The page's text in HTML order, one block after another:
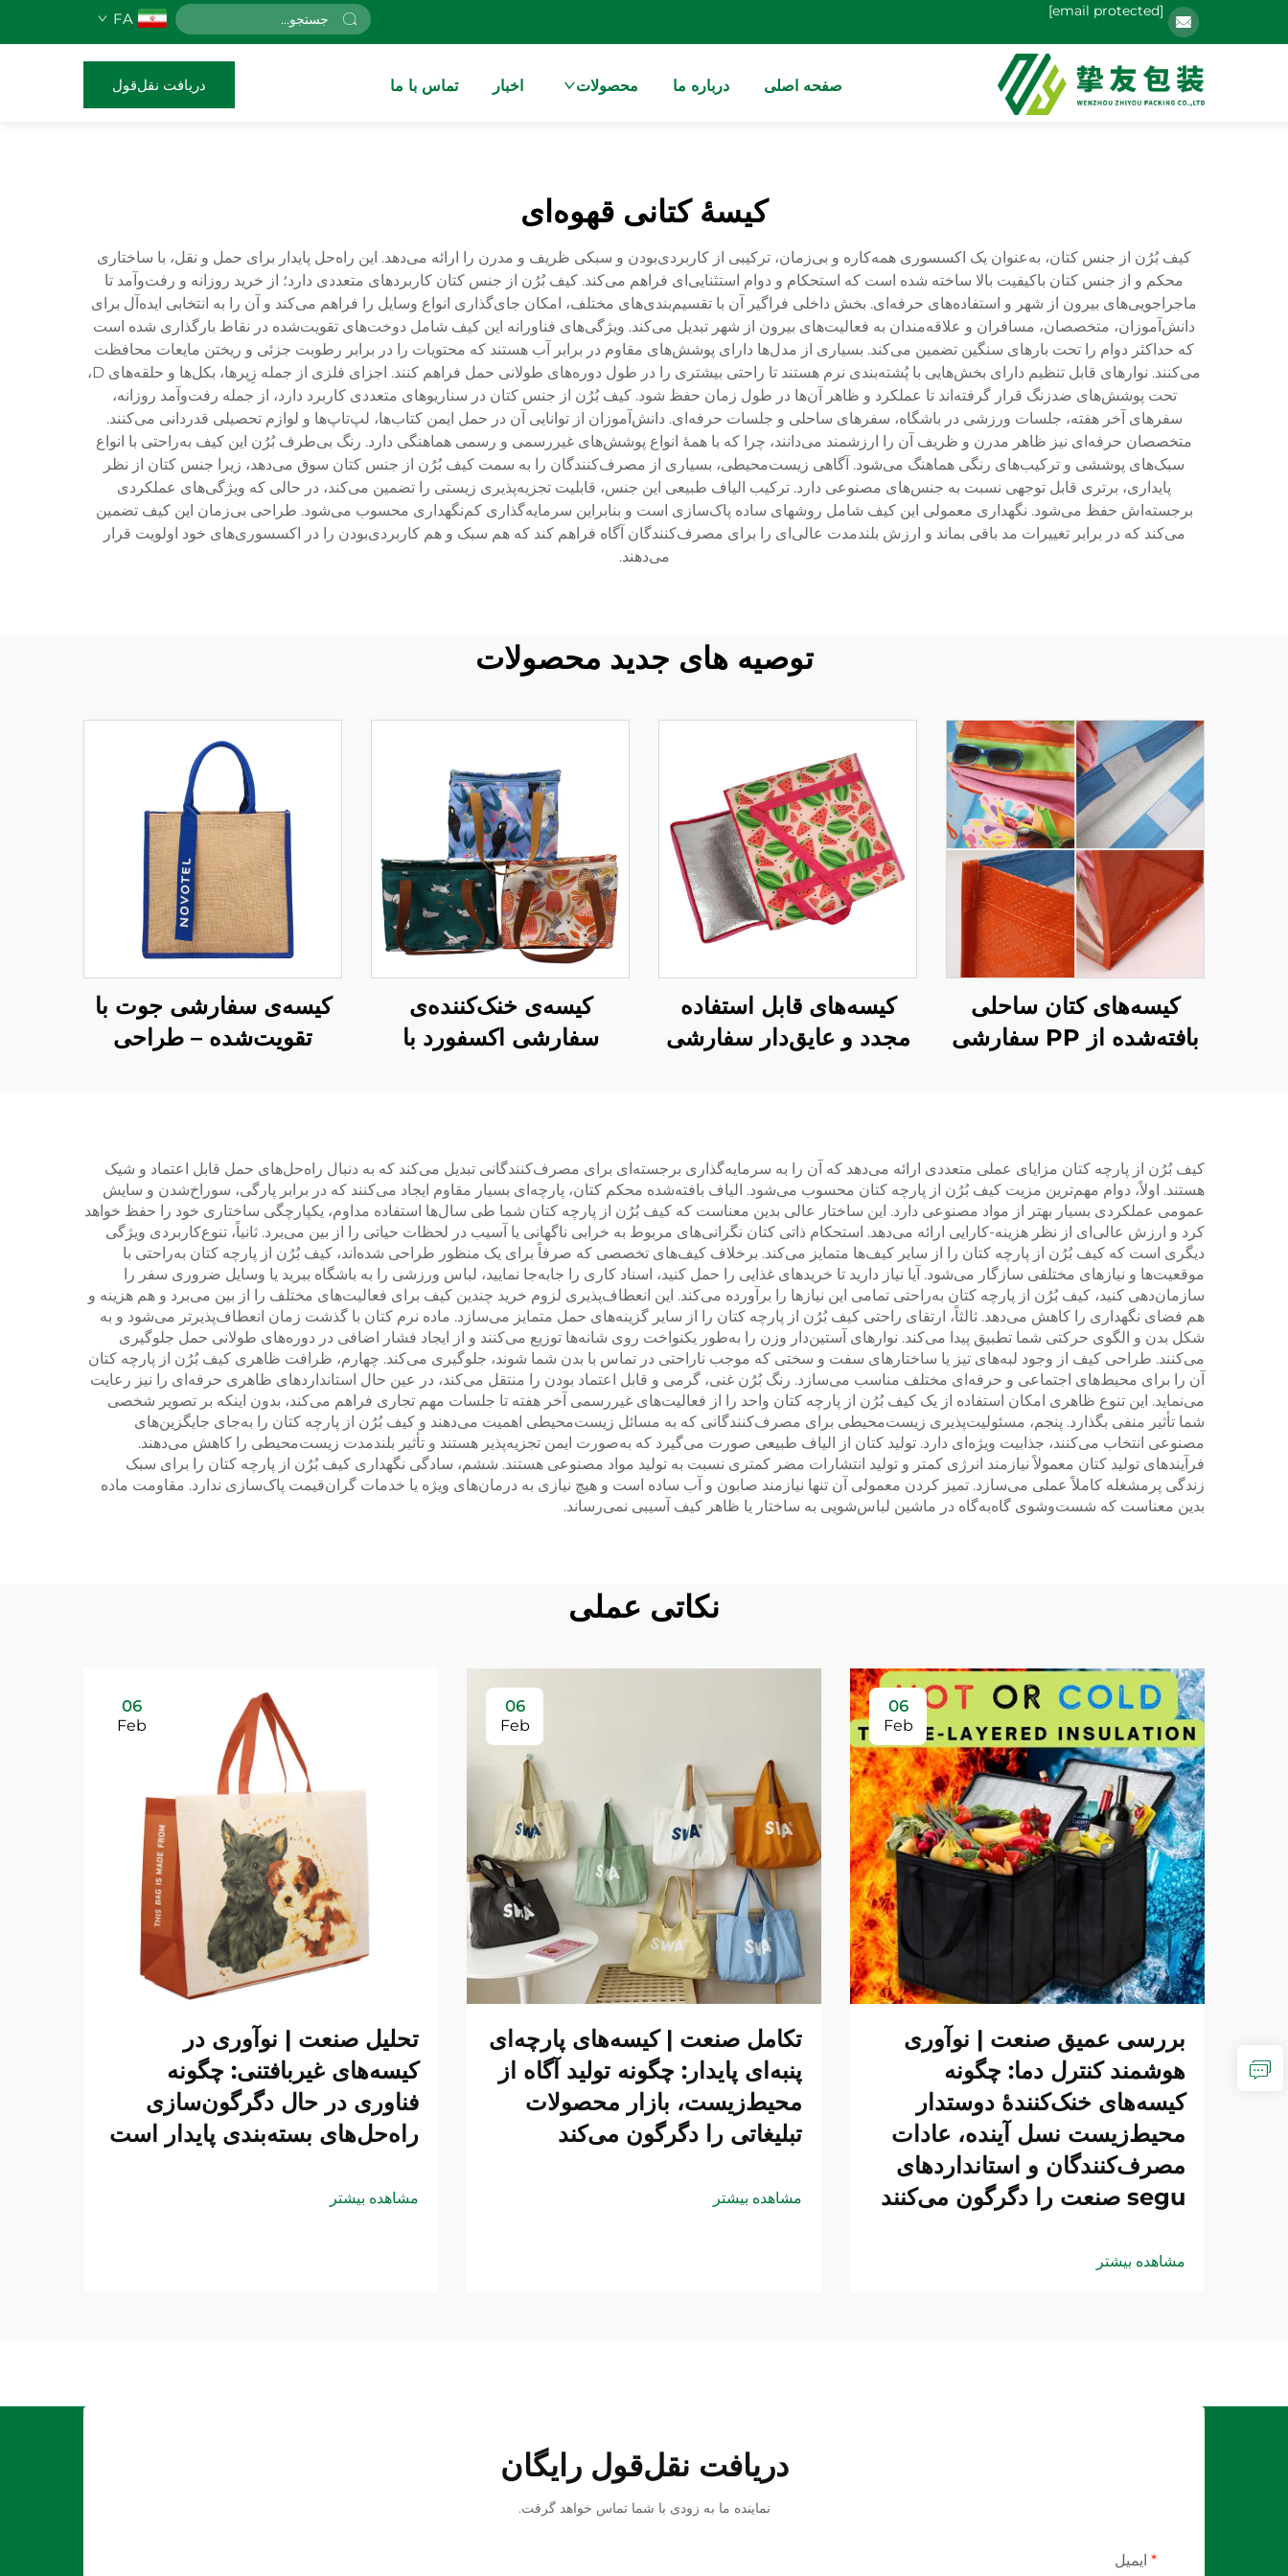
[email protected]
FA
صفحه اصلی درباره ما محصولات اخبار تماس با ما دریافت نقل‌قول
کیسهٔ کتانی قهوه‌ای
کیف بُرُن از جنس کتان، به‌عنوان یک اکسسوری همه‌کاره و بی‌زمان، ترکیبی از کاربردی‌بودن و سبکی ظریف و مدرن را ارائه می‌دهد. این راه‌حل پایدار برای حمل و نقل، با ساختاری
محکم و از جنس کتان باکیفیت بالا ساخته شده است که استحکام و دوام استثنایی‌ای فراهم می‌کند. کیف بُرُن از جنس کتان کاربردهای متعددی دارد؛ از خرید روزانه و رفت‌وآمد تا
ماجراجویی‌های بیرون از شهر و استفاده‌های حرفه‌ای. بخش داخلی فراگیر آن با تقسیم‌بندی‌های مختلف، امکان جای‌گذاری انواع وسایل را فراهم می‌کند و آن را به انتخابی ایده‌آل برای
دانش‌آموزان، متخصصان، مسافران و علاقه‌مندان به فعالیت‌های بیرون از شهر تبدیل می‌کند. ویژگی‌های فناورانه این کیف شامل دوخت‌های تقویت‌شده در نقاط بارگذاری شده است
که حداکثر دوام را تحت بارهای سنگین تضمین می‌کند. بسیاری از مدل‌ها دارای پوشش‌های مقاوم در برابر آب هستند که محتویات را در برابر رطوبت جزئی و ریختن مایعات محافظت
می‌کنند. نوارهای قابل تنظیم دارای بخش‌هایی با پُشته‌بندی نرم هستند تا راحتی بیشتری را در طول دوره‌های طولانی حمل فراهم کنند. اجزای فلزی از جمله زِپرها، بکل‌ها و حلقه‌های D،
تحت پوشش‌های ضدزنگ قرار گرفته‌اند تا عملکرد و ظاهر آن‌ها در طول زمان حفظ شود. کیف بُرُن از جنس کتان در سناریوهای متعددی کاربرد دارد، از جمله رفت‌وآمد روزانه،
سفرهای آخر هفته، جلسات ورزشی در باشگاه، سفرهای ساحلی و جلسات حرفه‌ای. دانش‌آموزان از توانایی آن در حمل ایمن کتاب‌ها، لپ‌تاپ‌ها و لوازم تحصیلی قدردانی می‌کنند.
متخصصان حرفه‌ای نیز ظاهر مدرن و ظریف آن را ارزشمند می‌دانند، چرا که با همۀ انواع پوشش‌های غیررسمی و رسمی هماهنگی دارد. رنگ بی‌طرف بُرُن این کیف به‌راحتی با انواع
سبک‌های پوششی و ترکیب‌های رنگی هماهنگ می‌شود. آگاهی زیست‌محیطی، بسیاری از مصرف‌کنندگان را به سمت کیف بُرُن از جنس کتان سوق می‌دهد، زیرا جنس کتان از نظر
پایداری، برتری قابل توجهی نسبت به جنس‌های مصنوعی دارد. ترکیب الیاف طبیعی این جنس، قابلیت تجزیه‌پذیری زیستی را تضمین می‌کند، در حالی که ویژگی‌های عملکردی
برجسته‌اش حفظ می‌شود. نگهداری معمولی این کیف شامل روشهای ساده پاک‌سازی است و بنابراین سرمایه‌گذاری کم‌نگهداری محسوب می‌شود. طراحی بی‌زمان این کیف تضمین
می‌کند که در برابر تغییرات مد باقی بماند و ارزش بلندمدت عالی‌ای را برای مصرف‌کنندگان آگاه فراهم کند که هم سبک و هم کاربردی‌بودن را در اکسسوری‌های خود اولویت قرار
می‌دهند.
توصیه های جدید محصولات
کیسه‌های کتان ساحلی
بافته‌شده از PP سفارشی
کیسه‌های قابل استفاده
مجدد و عایق‌دار سفارشی
رویدادها و تبلیغات تجاری
کیسه‌ی خنک‌کننده‌ی
سفارشی اکسفورد با
کیسه‌ی سفارشی جوت با
تقویت‌شده – طراحی
کیف بُرُن از پارچه کتان مزایای عملی متعددی ارائه می‌دهد که آن را به سرمایه‌گذاری برجسته‌ای برای مصرف‌کنندگانی تبدیل می‌کند که به دنبال راه‌حل‌های حمل قابل اعتماد و شیک
هستند. اولاً، دوام مهم‌ترین مزیت کیف بُرُن از پارچه کتان محسوب می‌شود. الیاف بافته‌شده محکم کتان، پارچه‌ای بسیار مقاوم ایجاد می‌کنند که در برابر پارگی، سوراخ‌شدن و سایش
عمومی عملکردی بسیار بهتر از مواد مصنوعی دارد. این ساختار عالی بدین معناست که کیف بُرُن از پارچه کتان شما طی سال‌ها استفاده مداوم، یکپارچگی ساختاری خود را حفظ خواهد
کرد و ارزش عالی‌ای از نظر هزینه-کارایی ارائه می‌دهد. استحکام ذاتی کتان نگرانی‌های مربوط به خرابی ناگهانی یا آسیب در لحظات حیاتی را از بین می‌برد. ثانیاً، تنوع‌کاربردی ویژگی
دیگری است که کیف بُرُن از پارچه کتان را از سایر کیف‌ها متمایز می‌کند. برخلاف کیف‌های تخصصی که صرفاً برای یک منظور طراحی شده‌اند، کیف بُرُن از پارچه کتان به‌راحتی با
موقعیت‌ها و نیازهای مختلفی سازگار می‌شود. آیا نیاز دارید تا خریدهای غذایی را حمل کنید، اسناد کاری را جابه‌جا نمایید، لباس ورزشی را به باشگاه ببرید یا وسایل ضروری سفر را
سازمان‌دهی کنید، کیف بُرُن از پارچه کتان به‌راحتی تمامی این نیازها را برآورده می‌کند. این انعطاف‌پذیری لزوم خرید چندین کیف برای فعالیت‌های مختلف را از بین می‌برد و هم هزینه و
هم فضای نگهداری را کاهش می‌دهد. ثالثاً، ارتقای راحتی کیف بُرُن از پارچه کتان را از سایر گزینه‌های حمل متمایز می‌سازد. ماده نرم کتان با گذشت زمان انعطاف‌پذیرتر می‌شود و به
شکل بدن و الگوی حرکتی شما تطبیق پیدا می‌کند. نوارهای آستین‌دار وزن را به‌طور یکنواخت روی شانه‌ها توزیع می‌کنند و از ایجاد فشار اضافی در دوره‌های طولانی حمل جلوگیری
می‌کنند. طراحی کیف از وجود لبه‌های تیز یا ساختارهای سفت و سختی که موجب ناراحتی در تماس با بدن شما شوند، جلوگیری می‌کند. چهارم، ظرافت ظاهری کیف بُرُن از پارچه کتان
آن را برای محیط‌های اجتماعی و حرفه‌ای مختلف مناسب می‌سازد. رنگ بُرُن غنی، گرمی و قابل اعتماد بودن را منتقل می‌کند، در عین حال استانداردهای ظاهری حرفه‌ای را نیز رعایت
می‌نماید. این تنوع ظاهری امکان استفاده از یک کیف بُرُن از پارچه کتان واحد را از فعالیت‌های غیررسمی آخر هفته تا جلسات مهم تجاری فراهم می‌کند، بدون اینکه بر تصویر شخصی
شما تأثیر منفی بگذارد. پنجم، مسئولیت‌پذیری زیست‌محیطی برای مصرف‌کنندگانی که به مسائل زیست‌محیطی اهمیت می‌دهند و کیف بُرُن از پارچه کتان را به‌جای جایگزین‌های
مصنوعی انتخاب می‌کنند، جذابیت ویژه‌ای دارد. تولید کتان از الیاف طبیعی صورت می‌گیرد که به‌صورت ایمن تجزیه‌پذیر هستند و تأثیر بلندمدت زیست‌محیطی را کاهش می‌دهند.
فرآیندهای تولید کتان معمولاً نیازمند انرژی کمتر و تولید انتشارات مضر کمتری نسبت به تولید مواد مصنوعی هستند. ششم، سادگی نگهداری کیف بُرُن از پارچه کتان را برای سبک
زندگی پرمشغله کاملاً عملی می‌سازد. تمیز کردن معمولی آن تنها نیازمند صابون و آب ساده است و هیچ نیازی به درمان‌های ویژه یا خدمات گران‌قیمت پاک‌سازی ندارد. مقاومت ماده
بدین معناست که شست‌وشوی گاه‌به‌گاه در ماشین لباس‌شویی به ساختار یا ظاهر کیف آسیبی نمی‌رساند.
نکاتی عملی
06
Feb
بررسی عمیق صنعت | نوآوری
هوشمند کنترل دما: چگونه
کیسه‌های خنک‌کنندهٔ دوستدار
محیط‌زیست نسل آینده، عادات
مصرف‌کنندگان و استانداردهای
segu صنعت را دگرگون می‌کنند
مشاهده بیشتر
06
Feb
تکامل صنعت | کیسه‌های پارچه‌ای
پنبه‌ای پایدار: چگونه تولید آگاه از
محیط‌زیست، بازار محصولات
تبلیغاتی را دگرگون می‌کند
مشاهده بیشتر
06
Feb
تحلیل صنعت | نوآوری در
کیسه‌های غیربافتنی: چگونه
فناوری در حال دگرگون‌سازی
راه‌حل‌های بسته‌بندی پایدار است
مشاهده بیشتر
دریافت نقل‌قول رایگان
نماینده ما به زودی با شما تماس خواهد گرفت.
ایمیل